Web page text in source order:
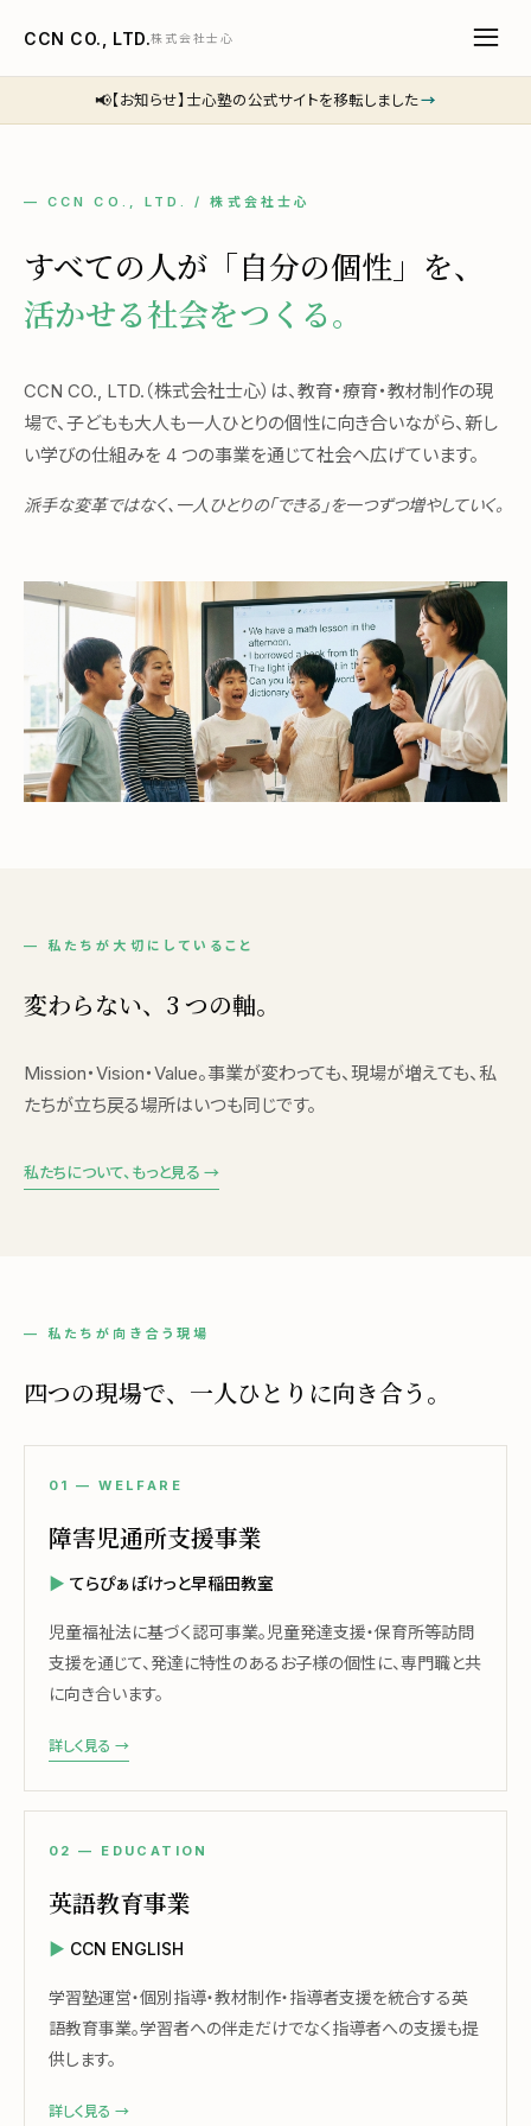
CCN CO., LTD.株式会社士心
📢 【お知らせ】士心塾の公式サイトを移転しました→
— CCN CO., LTD. / 株式会社士心
すべての人が「自分の個性」を、
活かせる社会をつくる。
CCN CO., LTD.（株式会社士心）は、教育・療育・教材制作の現
場で、子どもも大人も一人ひとりの個性に向き合いながら、新し
い学びの仕組みを 4 つの事業を通じて社会へ広げています。
派手な変革ではなく、一人ひとりの「できる」を一つずつ増やしていく。
— 私たちが大切にしていること
変わらない、3 つの軸。
Mission・Vision・Value。事業が変わっても、現場が増えても、私
たちが立ち戻る場所はいつも同じです。
私たちについて、もっと見る →
— 私たちが向き合う現場
四つの現場で、一人ひとりに向き合う。
01 — WELFARE
障害児通所支援事業
てらぴぁぽけっと早稲田教室
児童福祉法に基づく認可事業。児童発達支援・保育所等訪問
支援を通じて、発達に特性のあるお子様の個性に、専門職と共
に向き合います。
詳しく見る →
02 — EDUCATION
英語教育事業
CCN ENGLISH
学習塾運営・個別指導・教材制作・指導者支援を統合する英
語教育事業。学習者への伴走だけでなく指導者への支援も提
供します。
詳しく見る →